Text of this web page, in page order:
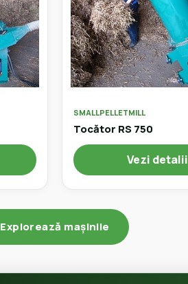
SMALLPELLETMILL
Tocător RS 750
Vezi detalii
Explorează mașinile